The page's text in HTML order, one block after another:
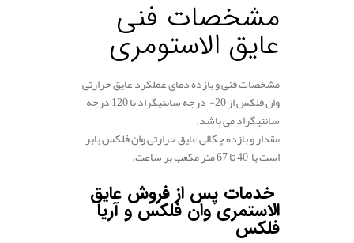
مشخصات فنی
عایق الاستومری
مشخصات فنی و بازده دمای عملکرد عایق حرارتی
وان فلکس از 20- درجه سانتی­گراد تا 120 درجه
سانتی­گراد می باشد.
مقدار و بازده چگالی عایق حرارتی وان فلکس بابر
است با 40 تا 67 متر مکعب بر ساعت.
خدمات پس از فروش عایق
الاستمری وان فلکس و آریا
فلکس